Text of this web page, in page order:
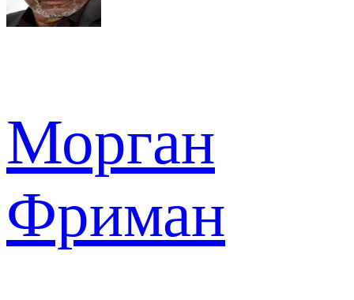
Морган
Фриман